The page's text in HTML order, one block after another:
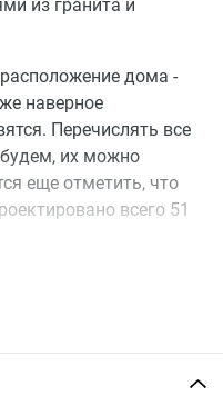
из гранита и
дома -
наверное
Перечислять все
их можно
еще отметить, что
всего 51
один
квартира
в городе еще не